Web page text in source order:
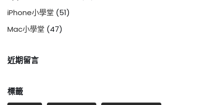
iPhone小學堂 (51)
Mac小學堂 (47)
近期留言
標籤